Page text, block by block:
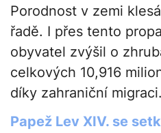
Porodnost v zemi
řadě. I přes tento
obyvatel zvýšil o
celkových 10,916
díky zahraniční migraci.
Papež Lev XIV. se